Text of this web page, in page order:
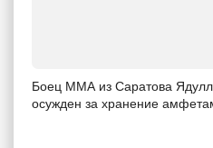
Боец ММА из Саратова
осужден за хранение